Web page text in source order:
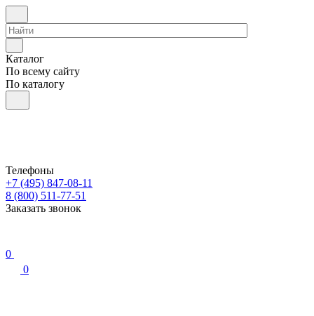
Каталог
По всему сайту
По каталогу
Телефоны
+7 (495) 847-08-11
8 (800) 511-77-51
Заказать звонок
0
0